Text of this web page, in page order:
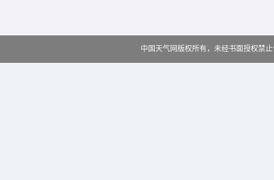
中国天气网版权所有，未经书面授权